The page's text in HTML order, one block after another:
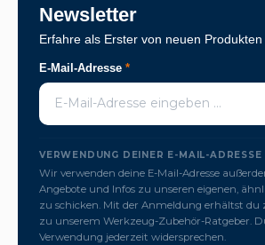
Newsletter
Erfahre als Erster von neuen Produkten
E-Mail-Adresse *
VERWENDUNG DEINER E-MAIL-ADRESSE
Wir verwenden deine E-Mail-Adresse
Angebote und Infos zu unseren eigenen,
zu schicken. Mit der Anmeldung erhältst du
zu unserem Werkzeug-Zubehör-Ratgeber.
Verwendung jederzeit widersprechen.